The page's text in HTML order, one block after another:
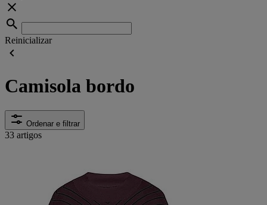
Reinicializar
Camisola bordo
Ordenar e filtrar
33 artigos